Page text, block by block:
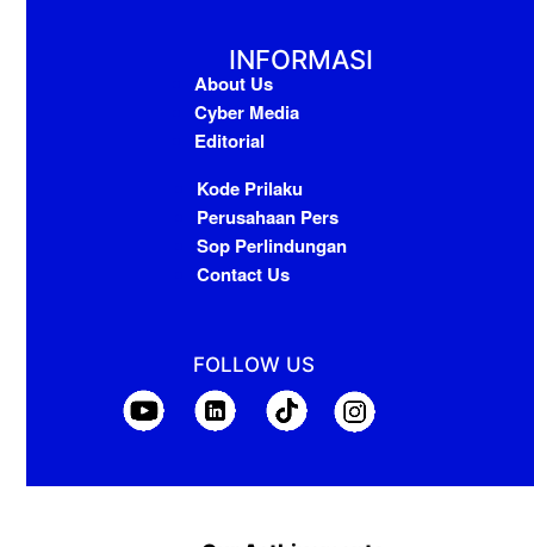
INFORMASI
About Us
Cyber Media
Editorial
Kode Prilaku
Perusahaan Pers
Sop Perlindungan
Contact Us
FOLLOW US